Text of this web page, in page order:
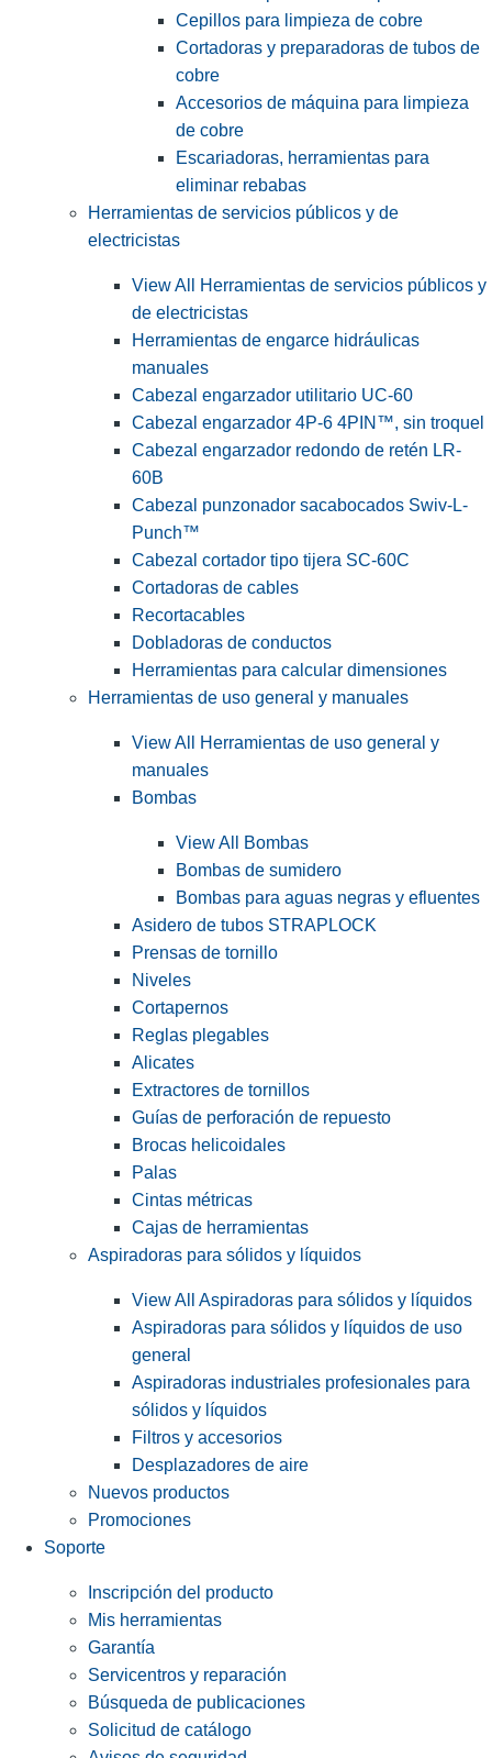
Cepillos para limpieza de cobre
Cortadoras y preparadoras de tubos de
cobre
Accesorios de máquina para limpieza
de cobre
Escariadoras, herramientas para
eliminar rebabas
Herramientas de servicios públicos y de
electricistas
View All Herramientas de servicios públicos y
de electricistas
Herramientas de engarce hidráulicas
manuales
Cabezal engarzador utilitario UC-60
Cabezal engarzador 4P-6 4PIN™, sin troquel
Cabezal engarzador redondo de retén LR-
60B
Cabezal punzonador sacabocados Swiv-L-
Punch™
Cabezal cortador tipo tijera SC-60C
Cortadoras de cables
Recortacables
Dobladoras de conductos
Herramientas para calcular dimensiones
Herramientas de uso general y manuales
View All Herramientas de uso general y
manuales
Bombas
View All Bombas
Bombas de sumidero
Bombas para aguas negras y efluentes
Asidero de tubos STRAPLOCK
Prensas de tornillo
Niveles
Cortapernos
Reglas plegables
Alicates
Extractores de tornillos
Guías de perforación de repuesto
Brocas helicoidales
Palas
Cintas métricas
Cajas de herramientas
Aspiradoras para sólidos y líquidos
View All Aspiradoras para sólidos y líquidos
Aspiradoras para sólidos y líquidos de uso
general
Aspiradoras industriales profesionales para
sólidos y líquidos
Filtros y accesorios
Desplazadores de aire
Nuevos productos
Promociones
Soporte
Inscripción del producto
Mis herramientas
Garantía
Servicentros y reparación
Búsqueda de publicaciones
Solicitud de catálogo